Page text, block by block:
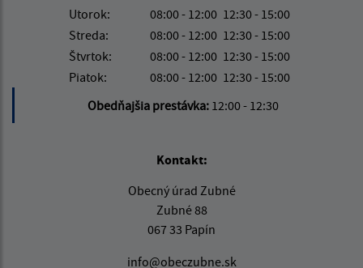
Utorok:
08:00 - 12:00 12:30 - 15:00
Streda:
08:00 - 12:00 12:30 - 15:00
Štvrtok:
08:00 - 12:00 12:30 - 15:00
Piatok:
08:00 - 12:00 12:30 - 15:00
Obedňajšia prestávka: 12:00 - 12:30
Kontakt:
Obecný úrad Zubné
Zubné 88
067 33 Papín
info@obeczubne.sk